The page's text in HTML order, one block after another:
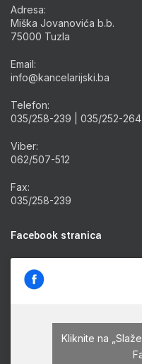
Adresa:
Miška Jovanovića b.b.
75000 Tuzla
Email:
info@kancelarijski.ba
Telefon:
035/258-239 | 035/252-264
Viber:
062/507-512
Fax:
035/258-239
Facebook stranica
Kliknite na